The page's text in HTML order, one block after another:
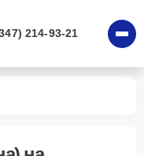
214-93-21